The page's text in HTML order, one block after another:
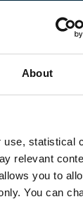
About
use, statistical
relevant
you to
You can